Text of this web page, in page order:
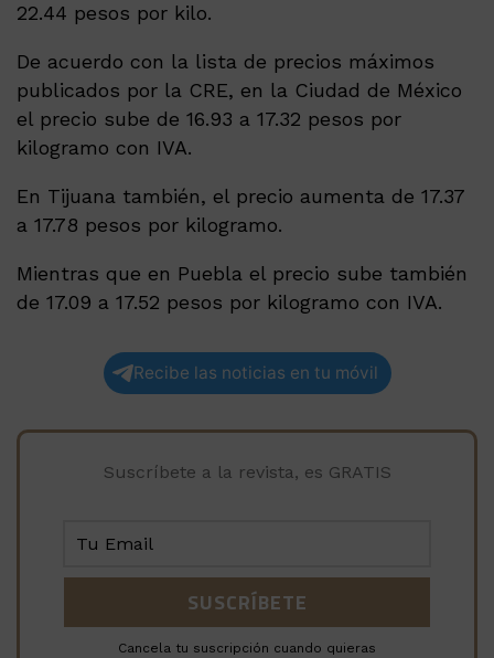
22.44 pesos por kilo.
De acuerdo con la lista de precios máximos
publicados por la CRE, en la Ciudad de México
el precio sube de 16.93 a 17.32 pesos por
kilogramo con IVA.
En Tijuana también, el precio aumenta de 17.37
a 17.78 pesos por kilogramo.
Mientras que en Puebla el precio sube también
de 17.09 a 17.52 pesos por kilogramo con IVA.
Recibe las noticias en tu móvil
Suscríbete a la revista, es GRATIS
Cancela tu suscripción cuando quieras